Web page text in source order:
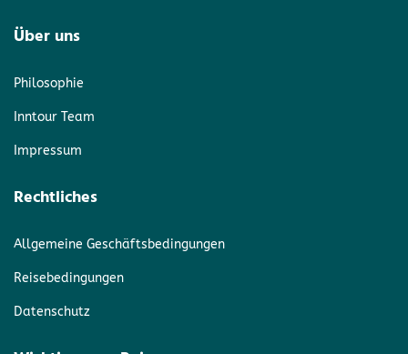
Über uns
Philosophie
Inntour Team
Impressum
Rechtliches
Allgemeine Geschäftsbedingungen
Reisebedingungen
Datenschutz